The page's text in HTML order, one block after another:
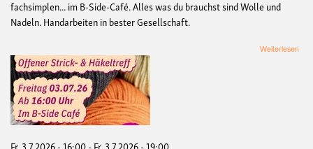
fachsimplen... im B-Side-Café. Alles was du brauchst sind Wolle und
Nadeln. Handarbeiten in bester Gesellschaft.
Weiterlesen